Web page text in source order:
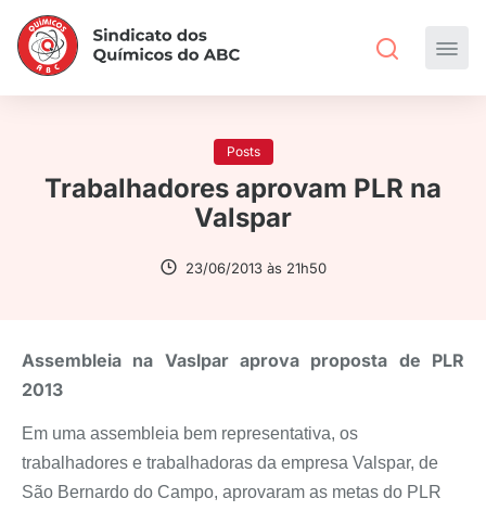
Posts
Trabalhadores aprovam PLR na
Valspar
23/06/2013 às 21h50
Assembleia na Vaslpar aprova proposta de PLR
2013
Em uma assembleia bem representativa, os
trabalhadores e trabalhadoras da empresa Valspar, de
São Bernardo do Campo, aprovaram as metas do PLR